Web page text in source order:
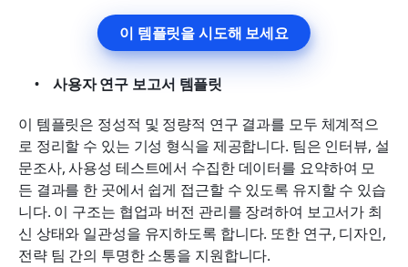
이 템플릿을 시도해 보세요
사용자 연구 보고서 템플릿
이 템플릿은 정성적 및 정량적 연구 결과를 모두 체계적으
로 정리할 수 있는 기성 형식을 제공합니다. 팀은 인터뷰, 설
문조사, 사용성 테스트에서 수집한 데이터를 요약하여 모
든 결과를 한 곳에서 쉽게 접근할 수 있도록 유지할 수 있습
니다. 이 구조는 협업과 버전 관리를 장려하여 보고서가 최
신 상태와 일관성을 유지하도록 합니다. 또한 연구, 디자인,
전략 팀 간의 투명한 소통을 지원합니다.